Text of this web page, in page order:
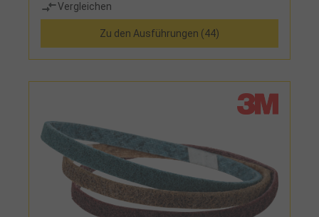
"Top Size" reduziert die Temperatur in der
Schleifzone
Vergleichen
Zu den Ausführungen (44)